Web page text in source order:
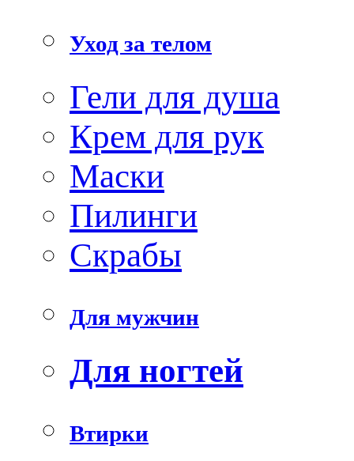
Уход за телом
Гели для душа
Крем для рук
Маски
Пилинги
Скрабы
Для мужчин
Для ногтей
Втирки